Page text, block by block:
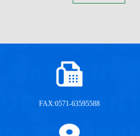
FAX:0571-63595588